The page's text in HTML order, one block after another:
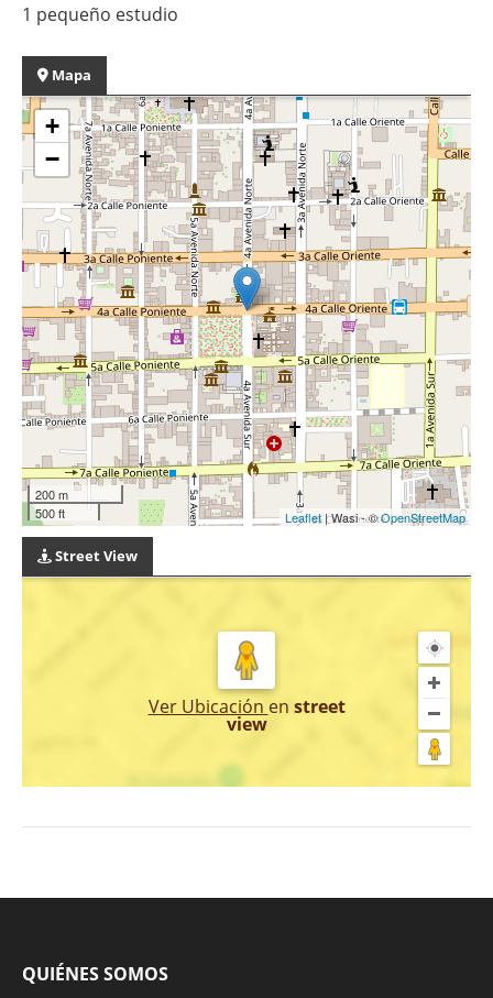
1 pequeño estudio
Mapa
+
−
200 m
500 ft
Leaflet| Wasi - ©OpenStreetMap
Street View
Ver Ubicación en street
view
QUIÉNES SOMOS